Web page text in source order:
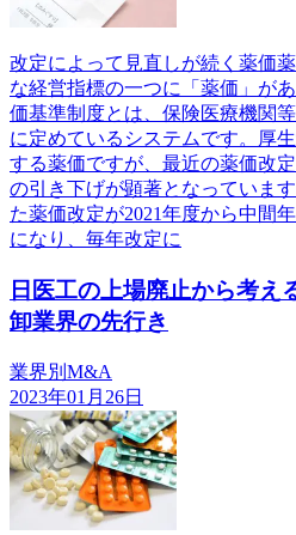
改定によって見直しが続く薬価
な経営指標の一つに「薬価」が
価基準制度とは、保険医療機関
に定めているシステムです。厚
する薬価ですが、最近の薬価改
の引き下げが顕著となっていま
た薬価改定が2021年度から中間
になり、毎年改定に
日医工の上場廃止から考え
卸業界の先行き
業界別M&A
2023年01月26日